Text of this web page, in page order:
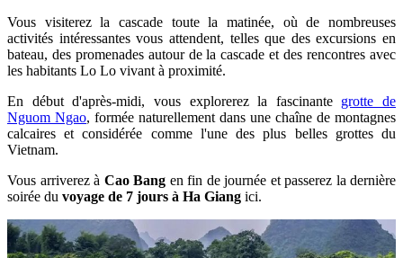
Vous visiterez la cascade toute la matinée, où de nombreuses
activités intéressantes vous attendent, telles que des excursions en
bateau, des promenades autour de la cascade et des rencontres avec
les habitants Lo Lo vivant à proximité.
En début d'après-midi, vous explorerez la fascinante grotte de
Nguom Ngao, formée naturellement dans une chaîne de montagnes
calcaires et considérée comme l'une des plus belles grottes du
Vietnam.
Vous arriverez à Cao Bang en fin de journée et passerez la dernière
soirée du voyage de 7 jours à Ha Giang ici.